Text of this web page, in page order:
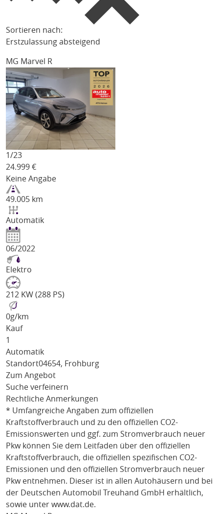
Sortieren nach:
Erstzulassung absteigend
MG Marvel R
1/23
24.999 €
Keine Angabe
49.005 km
Automatik
06/2022
Elektro
212 KW (288 PS)
0g/km
Kauf
1
Automatik
Standort04654, Frohburg
Zum Angebot
Suche verfeinern
Rechtliche Anmerkungen
* Umfangreiche Angaben zum offiziellen
Kraftstoffverbrauch und zu den offiziellen CO2-
Emissionswerten und ggf. zum Stromverbrauch neuer
Pkw können Sie dem Leitfaden über den offiziellen
Kraftstoffverbrauch, die offiziellen spezifischen CO2-
Emissionen und den offiziellen Stromverbrauch neuer
Pkw entnehmen. Dieser ist in allen Autohäusern und bei
der Deutschen Automobil Treuhand GmbH erhältlich,
sowie unter www.dat.de.